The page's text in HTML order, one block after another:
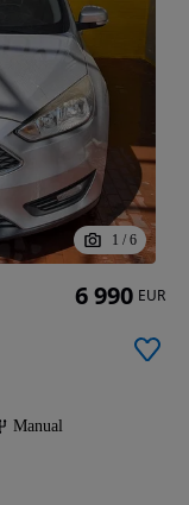
1 / 6
Manual
6 990 EUR